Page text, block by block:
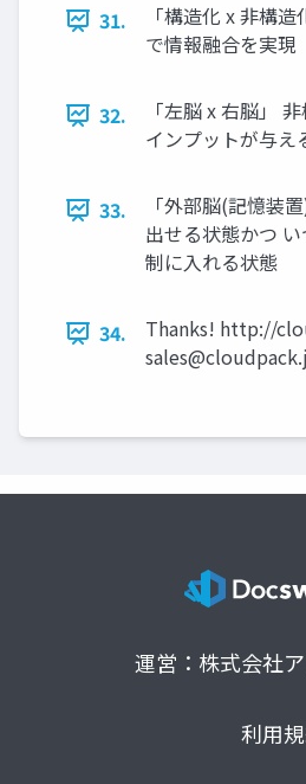
31.
「構造化 x 非構
で情報融合を実現
32.
「左脳 x 右脳」
インプットが与え
33.
「外部脳(記憶装
出せる状態かつ
制に入れる状態
34.
Thanks! http://
運営：株式会社
利用